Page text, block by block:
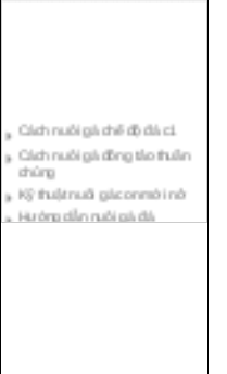
Cách nuôi gà đông tảo thuần
chủng
Kỹ thuật nuôi gà con mới nở
Hướng dẫn nuôi gà đá
Tại sao bạn cần biết cách nuôi